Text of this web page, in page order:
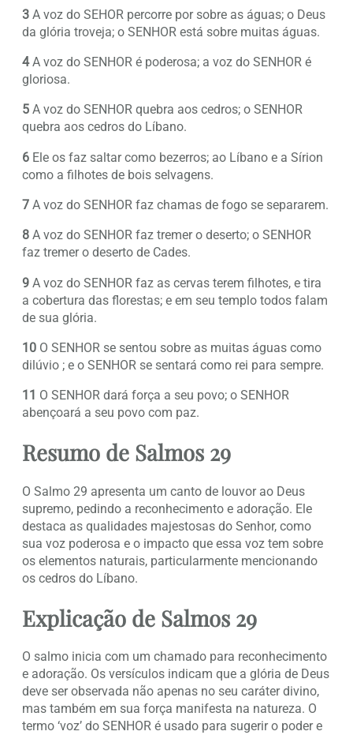
3 A voz do SEHOR percorre por sobre as águas; o Deus
da glória troveja; o SENHOR está sobre muitas águas.
4A voz do SENHOR é poderosa; a voz do SENHOR é
gloriosa.
5 A voz do SENHOR quebra aos cedros; o SENHOR
quebra aos cedros do Líbano.
6 Ele os faz saltar como bezerros; ao Líbano e a Sírion
como a filhotes de bois selvagens.
7 A voz do SENHOR faz chamas de fogo se separarem.
8 A voz do SENHOR faz tremer o deserto; o SENHOR
faz tremer o deserto de Cades.
9 A voz do SENHOR faz as cervas terem filhotes, e tira
a cobertura das florestas; e em seu templo todos falam
de sua glória.
10 O SENHOR se sentou sobre as muitas águas como
dilúvio ; e o SENHOR se sentará como rei para sempre.
11 O SENHOR dará força a seu povo; o SENHOR
abençoará a seu povo com paz.
Resumo de Salmos 29
O Salmo 29 apresenta um canto de louvor ao Deus
supremo, pedindo a reconhecimento e adoração. Ele
destaca as qualidades majestosas do Senhor, como
sua voz poderosa e o impacto que essa voz tem sobre
os elementos naturais, particularmente mencionando
os cedros do Líbano.
Explicação de Salmos 29
O salmo inicia com um chamado para reconhecimento
e adoração. Os versículos indicam que a glória de Deus
deve ser observada não apenas no seu caráter divino,
mas também em sua força manifesta na natureza. O
termo ‘voz’ do SENHOR é usado para sugerir o poder e